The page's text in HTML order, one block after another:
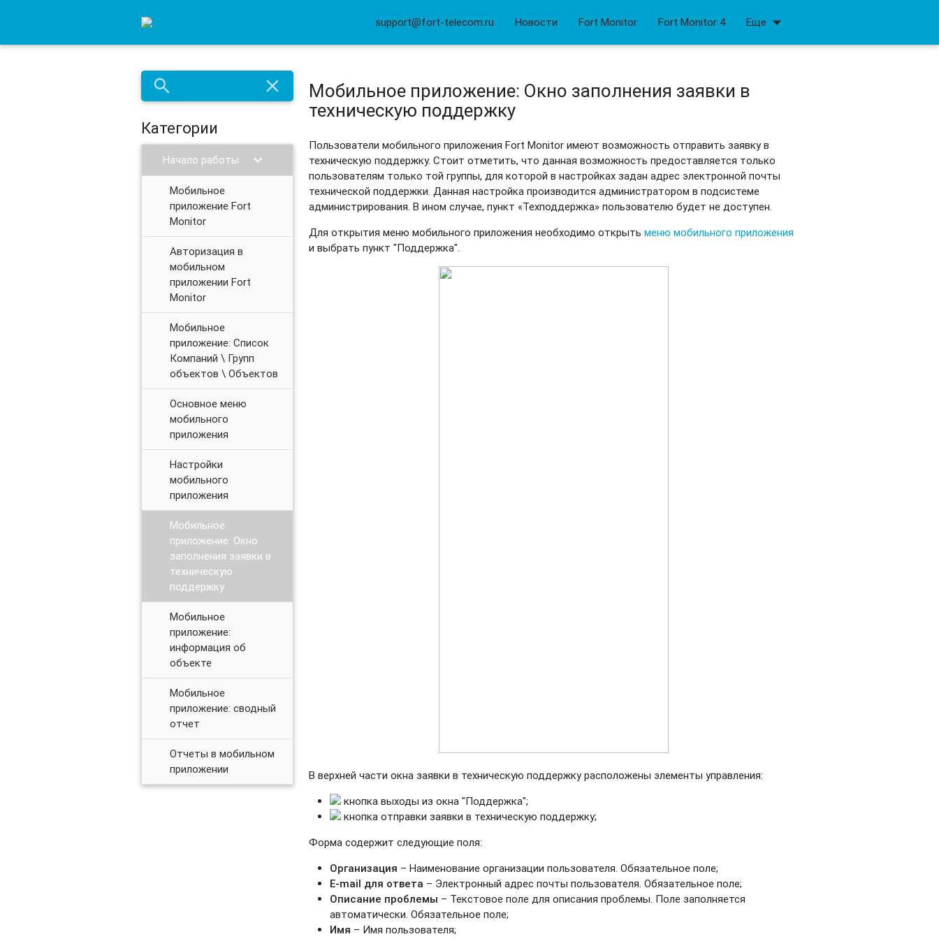
support@fort-telecom.ru Новости Fort Monitor Fort Monitor 4 Еще arrow_drop_down
search close
Категории
Начало работы chevron_right
Мобильное
приложение Fort
Monitor
Авторизация в
мобильном
приложении Fort
Monitor
Мобильное
приложение: Список
Компаний \ Групп
объектов \ Объектов
Основное меню
мобильного
приложения
Настройки
мобильного
приложения
Мобильное
приложение: Окно
заполнения заявки в
техническую
поддержку
Мобильное
приложение:
информация об
объекте
Мобильное
приложение: сводный
отчет
Отчеты в мобильном
приложении
Мобильное приложение: Окно заполнения заявки в
техническую поддержку
Пользователи мобильного приложения Fort Monitor имеют возможность отправить заявку в
техническую поддержку. Стоит отметить, что данная возможность предоставляется только
пользователям только той группы, для которой в настройках задан адрес электронной почты
технической поддержки. Данная настройка производится администратором в подсистеме
администрирования. В ином случае, пункт «Техподдержка» пользователю будет не доступен.
Для открытия меню мобильного приложения необходимо открытьменю мобильного приложения
и выбрать пункт "Поддержка".
В верхней части окна заявки в техническую поддержку расположены элементы управления:
кнопка выходы из окна "Поддержка";
кнопка отправки заявки в техническую поддержку;
Форма содержит следующие поля:
Организация – Наименование организации пользователя. Обязательное поле;
E-mail для ответа – Электронный адрес почты пользователя. Обязательное поле;
Описание проблемы – Текстовое поле для описания проблемы. Поле заполняется
автоматически. Обязательное поле;
Имя – Имя пользователя;